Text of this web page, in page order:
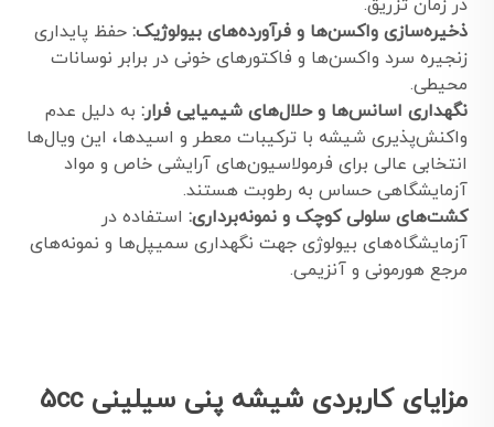
در زمان تزریق.
ذخیره‌سازی واکسن‌ها و فرآورده‌های بیولوژیک: حفظ پایداری
زنجیره سرد واکسن‌ها و فاکتورهای خونی در برابر نوسانات
محیطی.
نگهداری اسانس‌ها و حلال‌های شیمیایی فرار: به دلیل عدم
واکنش‌پذیری شیشه با ترکیبات معطر و اسیدها، این ویال‌ها
انتخابی عالی برای فرمولاسیون‌های آرایشی خاص و مواد
آزمایشگاهی حساس به رطوبت هستند.
کشت‌های سلولی کوچک و نمونه‌برداری: استفاده در
آزمایشگاه‌های بیولوژی جهت نگهداری سمیپل‌ها و نمونه‌های
مرجع هورمونی و آنزیمی.
مزایای کاربردی شیشه پنی سیلینی ۵cc